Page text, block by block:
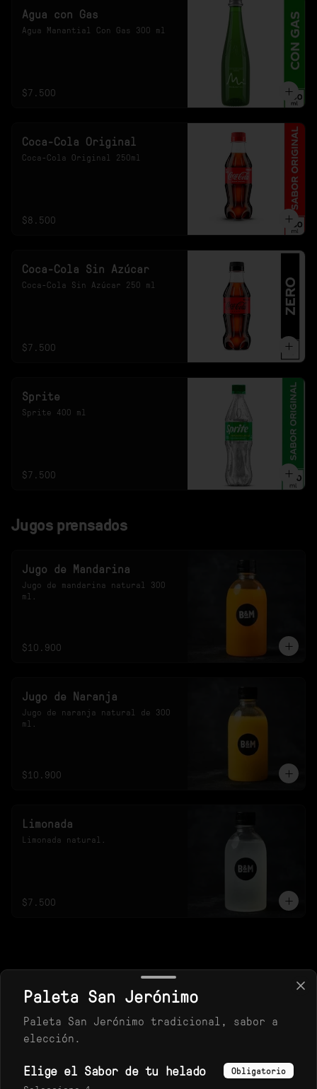
Agua con Gas
Agua Manantial Con Gas 300 ml
$7.500
Coca-Cola Original
Coca-Cola Original 250ml
$8.500
Coca-Cola Sin Azúcar
Coca-Cola Sin Azúcar 250 ml
$7.500
Sprite
Sprite 400 ml
$7.500
Jugos prensados
Jugo de Mandarina
Jugo de mandarina natural 300
ml.
$10.900
Jugo de Naranja
Jugo de naranja natural de 300
ml.
$10.900
Limonada
Limonada natural.
$7.500
Paleta San Jerónimo
Paleta San Jerónimo tradicional, sabor a
elección.
Elige el Sabor de tu helado Obligatorio